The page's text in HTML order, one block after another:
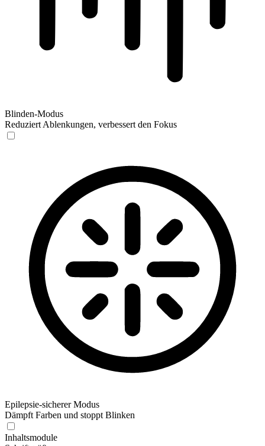
Blinden-Modus
Reduziert Ablenkungen, verbessert den Fokus
Epilepsie-sicherer Modus
Dämpft Farben und stoppt Blinken
Inhaltsmodule